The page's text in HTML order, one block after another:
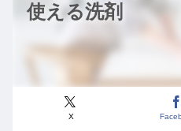
使える洗剤
X